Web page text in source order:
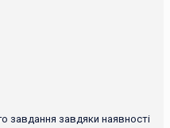
завдання завдяки наявності